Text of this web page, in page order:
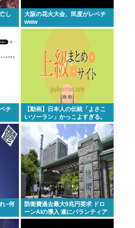
ママ👩、TV探偵ナイスクに出演も
だろと誹謗中傷
たいVTuberは誰ですか？」👈ど
クライナに残されている時間は
ロではなくプランBやプランCを
互RSS
し
大阪の花火大会、民度がレベチ
www
チ
【動画】日本人の伝統「よさこ
いソーラン」かっこよすぎる。
古来から我々のDNAに刻まれた
~何
防衛費過去最大9兆円要求 ドロ
ーンAIの導入 遂にパランティア
社(CIA出資)の戦術OSを導入か